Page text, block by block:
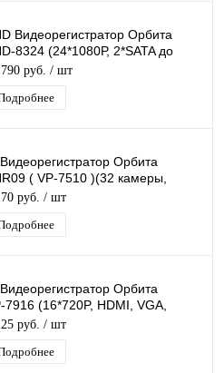
Видеорегистратор Орбита
8324 (24*1080Р, 2*SATA до
5 руб. / шт
Орбита
( VР-7510 )(32 камеры,
10
руб. / шт
Орбита
7916 (16*720P, HDMI, VGA,
5
руб. / шт